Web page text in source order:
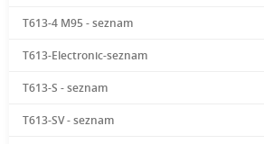
T613-4 M95 - seznam
T613-Electronic-seznam
T613-S - seznam
T613-SV - seznam